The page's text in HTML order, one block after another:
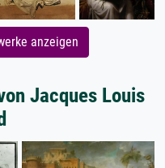
anzeigen
Jacques Louis